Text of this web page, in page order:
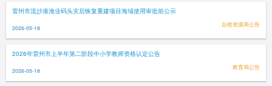
雷州市流沙港渔业码头灾后恢复重建项目海域使用审批前公示
2026-05-18 自然资源局公告
2026年雷州市上半年第二阶段中小学教师资格认定公告
2026-05-18 教育局公告